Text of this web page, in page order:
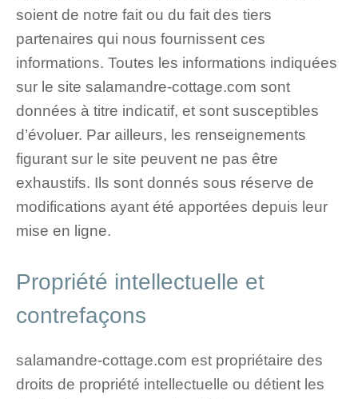
soient de notre fait ou du fait des tiers
partenaires qui nous fournissent ces
informations. Toutes les informations indiquées
sur le site salamandre-cottage.com sont
données à titre indicatif, et sont susceptibles
d’évoluer. Par ailleurs, les renseignements
figurant sur le site peuvent ne pas être
exhaustifs. Ils sont donnés sous réserve de
modifications ayant été apportées depuis leur
mise en ligne.
Propriété intellectuelle et
contrefaçons
salamandre-cottage.com est propriétaire des
droits de propriété intellectuelle ou détient les